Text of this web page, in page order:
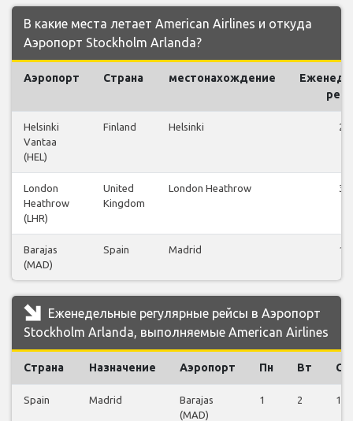
В какие места летает American Airlines и откуда
Аэропорт Stockholm Arlanda?
Аэропорт Страна местонахождение
Helsinki
Vantaa
(HEL)
Finland Helsinki 28
London
Heathrow
(LHR)
United
Kingdom
London Heathrow 33
Barajas
(MAD)
Spain Madrid 16
Еженедельные регулярные рейсы в Аэропорт
Stockholm Arlanda, выполняемые American Airlines
Страна Назначение Аэропорт Пн Вт Ср
Spain Madrid
Barajas
(MAD)
1 2 1